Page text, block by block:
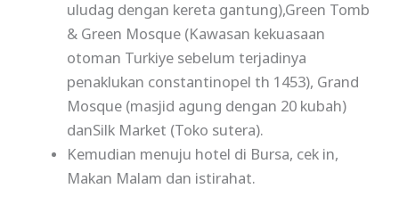
uludag dengan kereta gantung),Green Tomb
& Green Mosque (Kawasan kekuasaan
otoman Turkiye sebelum terjadinya
penaklukan constantinopel th 1453), Grand
Mosque (masjid agung dengan 20 kubah)
danSilk Market (Toko sutera).
Kemudian menuju hotel di Bursa, cek in,
Makan Malam dan istirahat.